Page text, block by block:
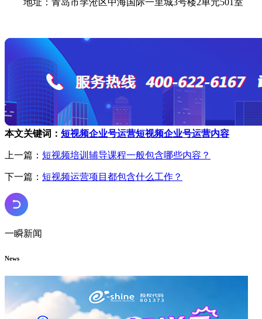
本文关键词： 短视频企业号运营短视频企业号运营内容
上一篇： 短视频培训辅导课程一般包含哪些内容？
下一篇： 短视频运营项目都包含什么工作？
一瞬新闻
News